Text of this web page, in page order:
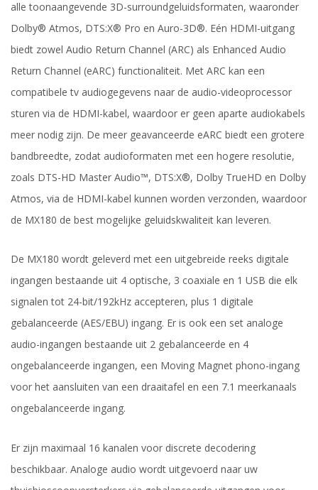
alle toonaangevende 3D-surroundgeluidsformaten, waaronder
Dolby® Atmos, DTS:X® Pro en Auro-3D®. Eén HDMI-uitgang
biedt zowel Audio Return Channel (ARC) als Enhanced Audio
Return Channel (eARC) functionaliteit. Met ARC kan een
compatibele tv audiogegevens naar de audio-videoprocessor
sturen via de HDMI-kabel, waardoor er geen aparte audiokabels
meer nodig zijn. De meer geavanceerde eARC biedt een grotere
bandbreedte, zodat audioformaten met een hogere resolutie,
zoals DTS-HD Master Audio™, DTS:X®, Dolby TrueHD en Dolby
Atmos, via de HDMI-kabel kunnen worden verzonden, waardoor
de MX180 de best mogelijke geluidskwaliteit kan leveren.
De MX180 wordt geleverd met een uitgebreide reeks digitale
ingangen bestaande uit 4 optische, 3 coaxiale en 1 USB die elk
signalen tot 24-bit/192kHz accepteren, plus 1 digitale
gebalanceerde (AES/EBU) ingang. Er is ook een set analoge
audio-ingangen bestaande uit 2 gebalanceerde en 4
ongebalanceerde ingangen, een Moving Magnet phono-ingang
voor het aansluiten van een draaitafel en een 7.1 meerkanaals
ongebalanceerde ingang.
Er zijn maximaal 16 kanalen voor discrete decodering
beschikbaar. Analoge audio wordt uitgevoerd naar uw